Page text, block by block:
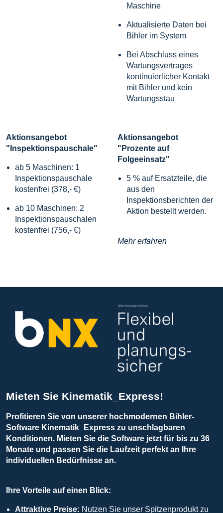
Maschine
Aktualisierte Daten bei
Bihler im System
Bei Abschluss eines
Wartungsvertrages
kontinuierlicher Kontakt
mit Bihler und kein
Wartungsstau
Aktionsangebot
"Inspektionspauschale"
ab 5 Maschinen: 1
Inspektionspauschale
kostenfrei (378,- €)
ab 10 Maschinen: 2
Inspektionspauschalen
kostenfrei (756,- €)
Aktionsangebot
"Prozente auf
Folgeeinsatz"
5 % auf Ersatzteile, die
aus den
Inspektionsberichten der
Aktion bestellt werden.
Mehr erfahren
Mieten Sie Kinematik_Express!
Profitieren Sie von unserer hochmodernen Bihler-
Software Kinematik_Express zu unschlagbaren
Konditionen. Mieten Sie die Software jetzt für bis zu 36
Monate und passen Sie die Laufzeit perfekt an Ihre
individuellen Bedürfnisse an.
Ihre Vorteile auf einen Blick:
Attraktive Preise: Nutzen Sie unser Spitzenprodukt zu